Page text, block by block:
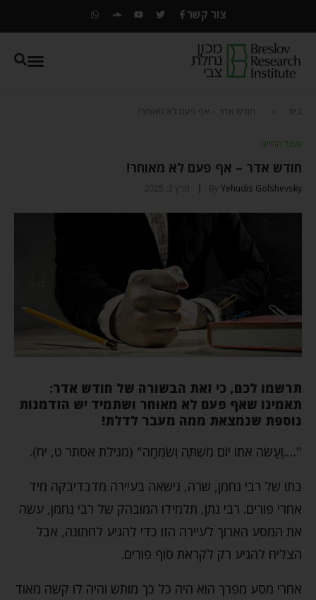
צור קשר
בית חודש אדר – אף פעם לא מאוחר!
מעגל החיים
חודש אדר – אף פעם לא מאוחר!
By Yehudis Golshevsky מרץ 2, 2025
תרשמו לכם, כי זאת הבשורה של חודש אדר:
תאמינו שאף פעם לא מאוחר ושתמיד יש הזדמנות
נוספת שנמצאת ממה מעבר לדלת!
"….וְעָשֹׂה אֹתוֹ יוֹם מִשְׁתֶּה וְשִׂמְחָה" (מגילת אסתר ט, יח).
בתו של רבי נחמן, שרה, נישאה בעיירה מדבדיבקה מיד
אחרי פורים. רבי נתן, תלמידו המובהק של רבי נחמן, עשה
את המסע הארוך לעיירה הזו כדי להגיע לחתונה, אבל
הצליח להגיע רק לקראת סוף פורים.
אחרי מסע מפרך הוא היה כל כך מותש והיה לו קשה מאוד